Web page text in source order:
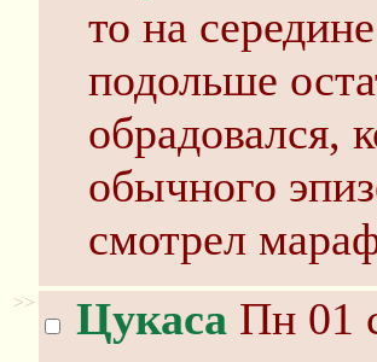
то на
подольше
обрадовался,
обычного
смотрел
>> Цукаса Пн 01